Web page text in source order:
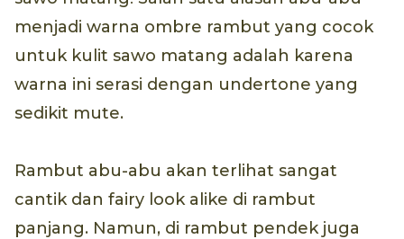
menjadi warna ombre rambut yang cocok
untuk kulit sawo matang adalah karena
warna ini serasi dengan undertone yang
sedikit mute.
Rambut abu-abu akan terlihat sangat
cantik dan fairy look alike di rambut
panjang. Namun, di rambut pendek juga